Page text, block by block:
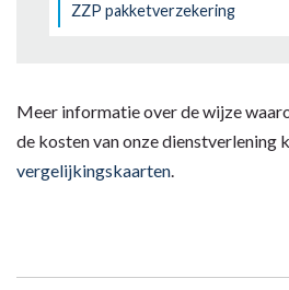
ZZP pakketverzekering
Meer informatie over de wijze
de kosten van onze dienstverlening
vergelijkingskaarten.